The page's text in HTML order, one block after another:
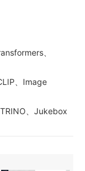
、
、Image
、Jukebox